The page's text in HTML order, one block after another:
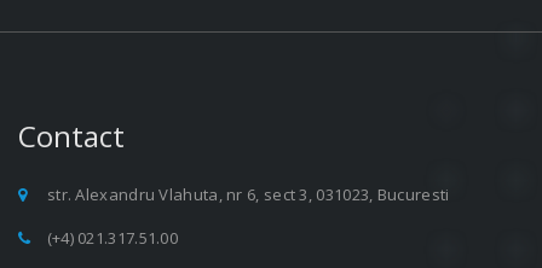
Contact
str. Alexandru Vlahuta, nr 6, sect 3, 031023, Bucuresti
(+4) 021.317.51.00